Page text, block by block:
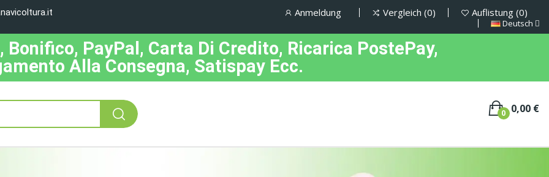
Anmeldung Vergleich 0 Auflistung 0
Deutsch
Bonifico, PayPal, Carta Di Credito, Ricarica PostePay,
Alla Consegna, Satispay Ecc.
0,00 €
0